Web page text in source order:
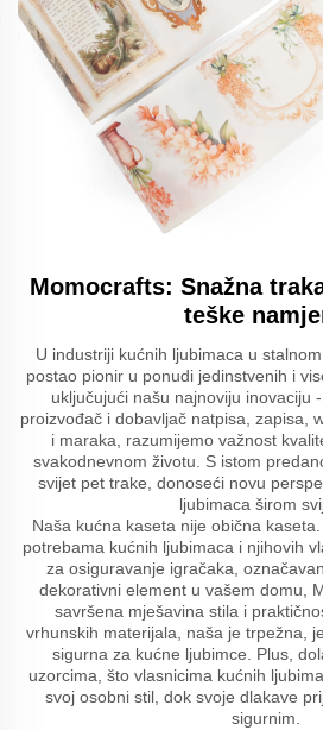
Momocrafts: Snažna
teške
U industriji kućnih ljubimaca u
postao pionir u ponudi jedinstvenih i
uključujući našu najnoviju inovaciju
proizvođač i dobavljač natpisa, zapisa,
i maraka, razumijemo važnost
svakodnevnom životu. S istom
svijet pet trake, donoseći novu
ljubimaca širom
Naša kućna kaseta nije obična
potrebama kućnih ljubimaca i njihovih
za osiguravanje igračaka,
dekorativni element u vašem domu,
savršena mješavina stila i
vrhunskih materijala, naša je trpežna,
sigurna za kućne ljubimce. Plus,
uzorcima, što vlasnicima kućnih
svoj osobni stil, dok svoje dlakave
sigurnim.